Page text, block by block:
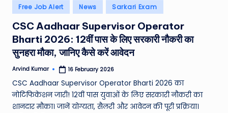
Posted
in
Free Job Alert News Sarkari Exam
CSC Aadhaar Supervisor Operator
Bharti 2026: 12वीं पास के लिए सरकारी नौकरी का
सुनहरा मौका, जानिए कैसे करें आवेदन
Posted
Arvind Kumar 16 February 2026
CSC Aadhaar Supervisor Operator Bharti 2026 का
नोटिफिकेशन जारी! 12वीं पास युवाओं के लिए सरकारी नौकरी का
शानदार मौका। जानें योग्यता, सैलरी और आवेदन की पूरी प्रक्रिया।